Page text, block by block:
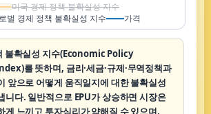
미국 경제 정책 불확실성 지수
벌 경제 정책 불확실성 지수
가격
불확실성 지수(Economic Policy
를 뜻하며, 금리·세금·규제·무역정책과
앞으로 어떻게 움직일지에 대한 불확실성
니다. 일반적으로 EPU가 상승하면 시장은
게 느끼고 투자심리가 약해질 수 있으며,